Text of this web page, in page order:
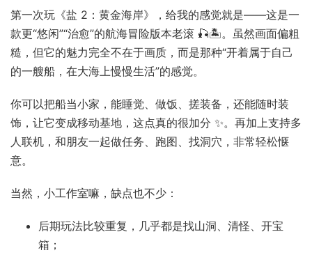
第一次玩《盐 2：黄金海岸》，给我的感觉就是——这是一
款更“悠闲”“治愈”的航海冒险版本老滚 🎣🏝️。虽然画面偏粗
糙，但它的魅力完全不在于画质，而是那种“开着属于自己
的一艘船，在大海上慢慢生活”的感觉。
你可以把船当小家，能睡觉、做饭、搓装备，还能随时装
饰，让它变成移动基地，这点真的很加分 ✨。再加上支持多
人联机，和朋友一起做任务、跑图、找洞穴，非常轻松惬
意。
当然，小工作室嘛，缺点也不少：
后期玩法比较重复，几乎都是找山洞、清怪、开宝
箱；